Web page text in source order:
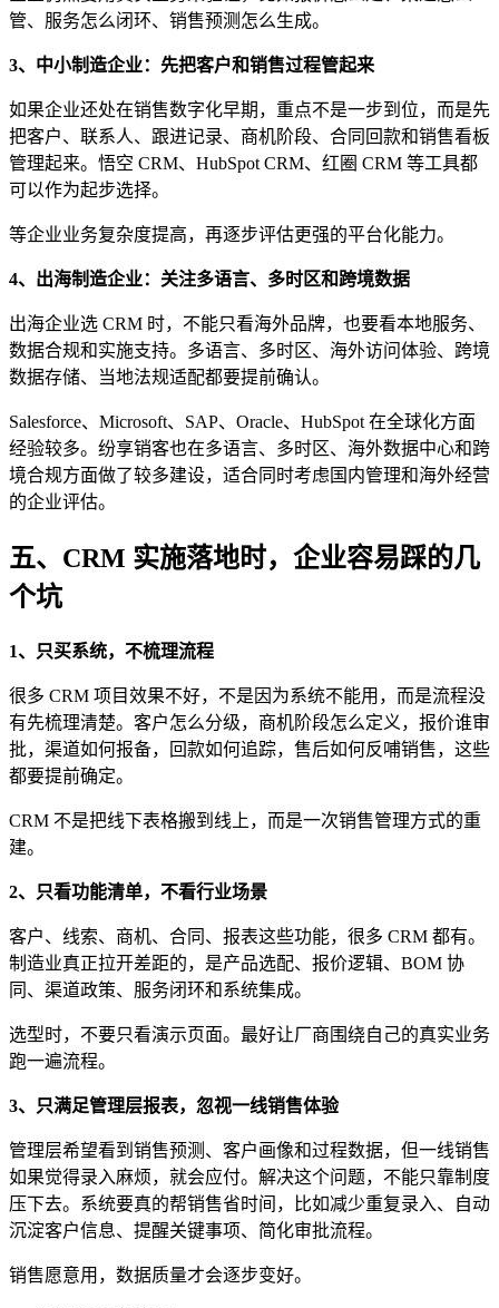
管、服务怎么闭环、销售预测怎么生成。
3、中小制造企业：先把客户和销售过程管起来
如果企业还处在销售数字化早期，重点不是一步到位，而是先
把客户、联系人、跟进记录、商机阶段、合同回款和销售看板
管理起来。悟空 CRM、HubSpot CRM、红圈 CRM 等工具都
可以作为起步选择。
等企业业务复杂度提高，再逐步评估更强的平台化能力。
4、出海制造企业：关注多语言、多时区和跨境数据
出海企业选 CRM 时，不能只看海外品牌，也要看本地服务、
数据合规和实施支持。多语言、多时区、海外访问体验、跨境
数据存储、当地法规适配都要提前确认。
Salesforce、Microsoft、SAP、Oracle、HubSpot 在全球化方面
经验较多。纷享销客也在多语言、多时区、海外数据中心和跨
境合规方面做了较多建设，适合同时考虑国内管理和海外经营
的企业评估。
五、CRM 实施落地时，企业容易踩的几
个坑
1、只买系统，不梳理流程
很多 CRM 项目效果不好，不是因为系统不能用，而是流程没
有先梳理清楚。客户怎么分级，商机阶段怎么定义，报价谁审
批，渠道如何报备，回款如何追踪，售后如何反哺销售，这些
都要提前确定。
CRM 不是把线下表格搬到线上，而是一次销售管理方式的重
建。
2、只看功能清单，不看行业场景
客户、线索、商机、合同、报表这些功能，很多 CRM 都有。
制造业真正拉开差距的，是产品选配、报价逻辑、BOM 协
同、渠道政策、服务闭环和系统集成。
选型时，不要只看演示页面。最好让厂商围绕自己的真实业务
跑一遍流程。
3、只满足管理层报表，忽视一线销售体验
管理层希望看到销售预测、客户画像和过程数据，但一线销售
如果觉得录入麻烦，就会应付。解决这个问题，不能只靠制度
压下去。系统要真的帮销售省时间，比如减少重复录入、自动
沉淀客户信息、提醒关键事项、简化审批流程。
销售愿意用，数据质量才会逐步变好。